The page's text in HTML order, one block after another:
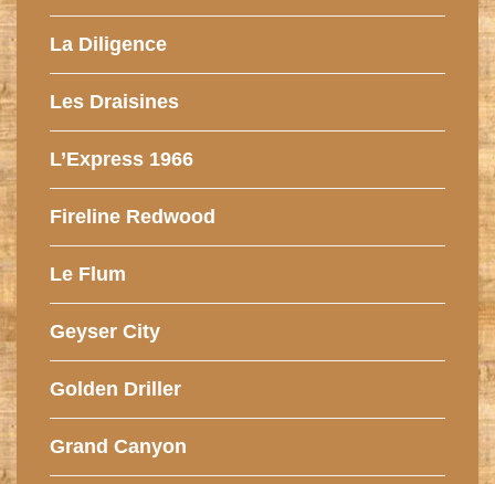
La Diligence
Les Draisines
L’Express 1966
Fireline Redwood
Le Flum
Geyser City
Golden Driller
Grand Canyon